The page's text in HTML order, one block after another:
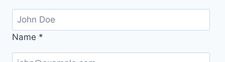
Name *